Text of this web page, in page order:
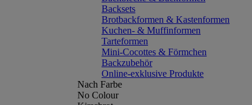
Backsets
Brotbackformen & Kastenformen
Kuchen- & Muffinformen
Tarteformen
Mini-Cocottes & Förmchen
Backzubehör
Online-exklusive Produkte
Nach Farbe
No Colour